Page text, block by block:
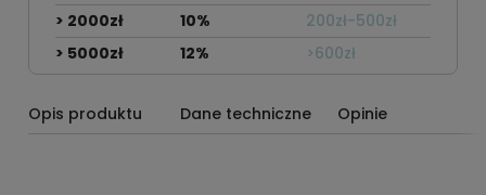
> 2000zł
10%
200zł-500zł
> 5000zł
12% >600zł
Opis produktu Dane techniczne Opinie